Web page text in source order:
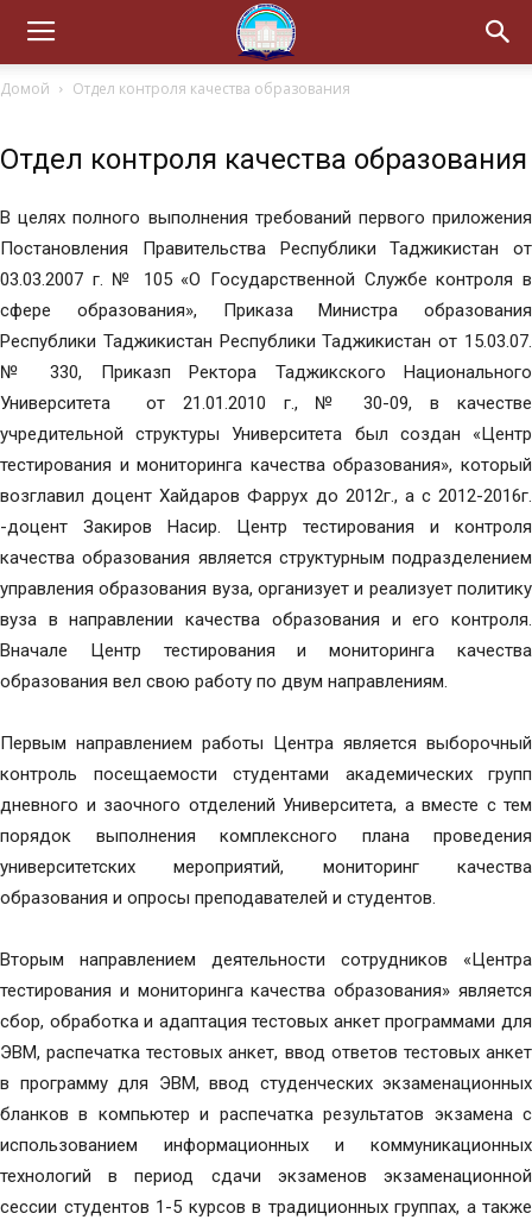
Домой Отдел контроля качества образования
Отдел контроля качества образования
В целях полного выполнения требований первого приложения
Постановления Правительства Республики Таджикистан от
03.03.2007 г. № 105 «О Государственной Службе контроля в
сфере образования», Приказа Министра образования
Республики Таджикистан Республики Таджикистан от 15.03.07.
№ 330, Приказп Ректора Таджикского Национального
Университета от 21.01.2010 г., № 30-09, в качестве
учредительной структуры Университета был создан «Центр
тестирования и мониторинга качества образования», который
возглавил доцент Хайдаров Фаррух до 2012г., а с 2012-2016г.
-доцент Закиров Насир. Центр тестирования и контроля
качества образования является структурным подразделением
управления образования вуза, организует и реализует политику
вуза в направлении качества образования и его контроля.
Вначале Центр тестирования и мониторинга качества
образования вел свою работу по двум направлениям.
Первым направлением работы Центра является выборочный
контроль посещаемости студентами академических групп
дневного и заочного отделений Университета, а вместе с тем
порядок выполнения комплексного плана проведения
университетских мероприятий, мониторинг качества
образования и опросы преподавателей и студентов.
Вторым направлением деятельности сотрудников «Центра
тестирования и мониторинга качества образования» является
сбор, обработка и адаптация тестовых анкет программами для
ЭВМ, распечатка тестовых анкет, ввод ответов тестовых анкет
в программу для ЭВМ, ввод студенческих экзаменационных
бланков в компьютер и распечатка результатов экзамена с
использованием информационных и коммуникационных
технологий в период сдачи экзаменов экзаменационной
сессии студентов 1-5 курсов в традиционных группах, а также